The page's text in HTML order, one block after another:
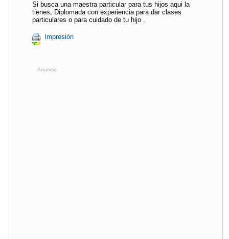
Si busca una maestra particular para tus hijos aqui la
tienes, Diplomada con experiencia para dar clases
particulares o para cuidado de tu hijo .
Impresión
Anuncio